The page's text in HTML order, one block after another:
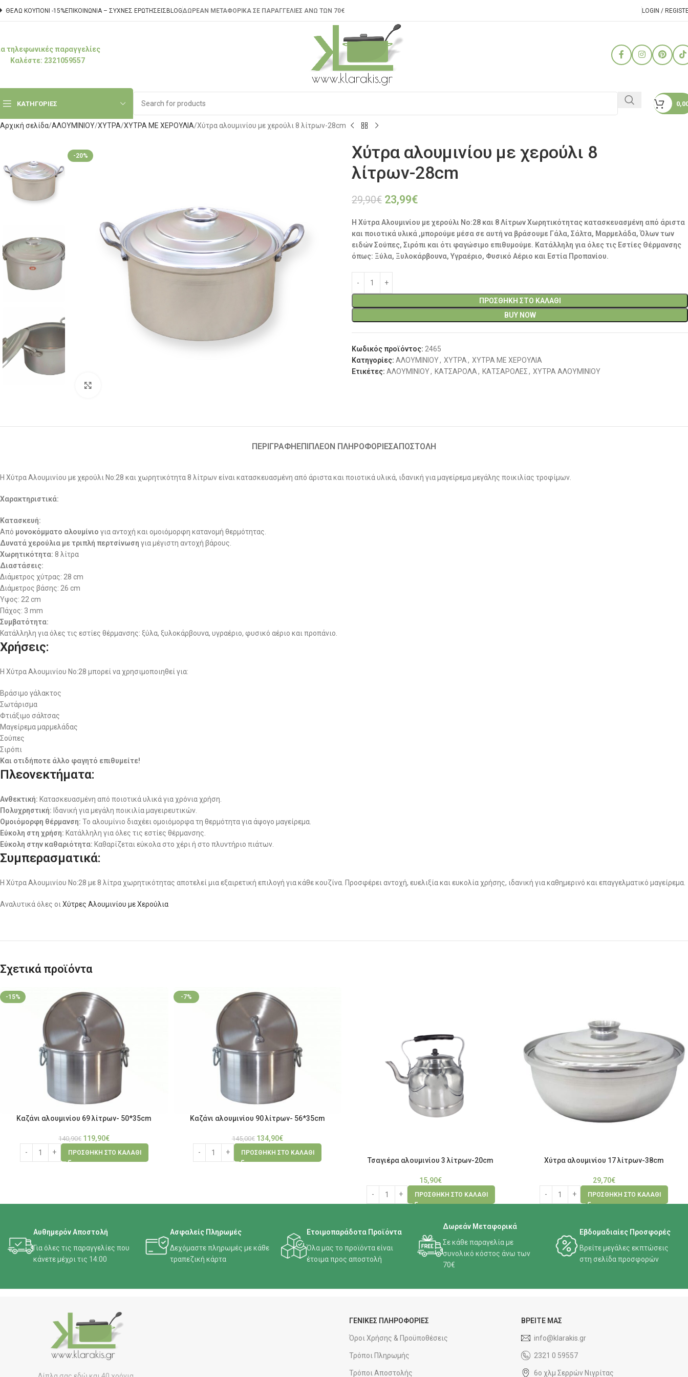
ΘΕΛΩ ΚΟΥΠΟΝΙ -15%ΕΠΙΚΟΙΝΩΝΊΑ – ΣΥΧΝΈΣ ΕΡΩΤΉΣΕΙΣBLOGΔΩΡΕΑΝ ΜΕΤΑΦΟΡΙΚΑ ΣΕ ΠΑΡΑΓΓΕΛΙΕΣ ΑΝΩ ΤΩΝ 70€ LOGIN /
τηλεφωνικές παραγγελίες
Καλέστε: 2321059557
ΚΑΤΗΓΟΡΙΕΣ
Αρχική σελίδα ΑΛΟΥΜΙΝΙΟΥ ΧΥΤΡΑ ΧΥΤΡΑ ΜΕ ΧΕΡΟΥΛΙΑ Χύτρα αλουμινίου με χερούλι 8 λίτρων-28cm
-20%
Χύτρα αλουμινίου με χερούλι 8
λίτρων-28cm
29,90€ 23,99€
Η Χύτρα Αλουμινίου με χερούλι No:28 και 8 Λίτρων Χωρητικότητας κατασκευασμένη από άριστα
και ποιοτικά υλικά ,μπορούμε μέσα σε αυτή να βράσουμε Γάλα, Σάλτα, Μαρμελάδα, Όλων των
ειδών Σούπες, Σιρόπι και ότι φαγώσιμο επιθυμούμε. Κατάλληλη για όλες τις Εστίες Θέρμανσης
όπως: Ξύλα, Ξυλοκάρβουνα, Υγραέριο, Φυσικό Αέριο και Εστία Προπανίου.
ΠΡΟΣΘΉΚΗ ΣΤΟ ΚΑΛΆΘΙ
BUY NOW
Κωδικός προϊόντος: 2465
Κατηγορίες: ΑΛΟΥΜΙΝΙΟΥ, ΧΥΤΡΑ, ΧΥΤΡΑ ΜΕ ΧΕΡΟΥΛΙΑ
Ετικέτες: ΑΛΟΥΜΙΝΙΟΥ, ΚΑΤΣΑΡΟΛΑ, ΚΑΤΣΑΡΟΛΕΣ, ΧΥΤΡΑ ΑΛΟΥΜΙΝΙΟΥ
ΠΕΡΙΓΡΑΦΉΕΠΙΠΛΈΟΝ ΠΛΗΡΟΦΟΡΊΕΣΑΠΟΣΤΟΛΗ
Η Χύτρα Αλουμινίου με χερούλι No:28 και χωρητικότητα 8 λίτρων είναι κατασκευασμένη από άριστα και ποιοτικά υλικά, ιδανική για μαγείρεμα μεγάλης ποικιλίας τροφίμων.
Χαρακτηριστικά:
Κατασκευή:
Από μονοκόμματο αλουμίνιο για αντοχή και ομοιόμορφη κατανομή θερμότητας.
Δυνατά χερούλια με τριπλή περτσίνωση για μέγιστη αντοχή βάρους.
Χωρητικότητα: 8 λίτρα
Διαστάσεις:
Διάμετρος χύτρας: 28 cm
Διάμετρος βάσης: 26 cm
Ύψος: 22 cm
Πάχος: 3 mm
Συμβατότητα:
Κατάλληλη για όλες τις εστίες θέρμανσης: ξύλα, ξυλοκάρβουνα, υγραέριο, φυσικό αέριο και προπάνιο.
Χρήσεις:
Η Χύτρα Αλουμινίου No:28 μπορεί να χρησιμοποιηθεί για:
Βράσιμο γάλακτος
Σωτάρισμα
Φτιάξιμο σάλτσας
Μαγείρεμα μαρμελάδας
Σούπες
Σιρόπι
Και οτιδήποτε άλλο φαγητό επιθυμείτε!
Πλεονεκτήματα:
Ανθεκτική: Κατασκευασμένη από ποιοτικά υλικά για χρόνια χρήση.
Πολυχρηστική: Ιδανική για μεγάλη ποικιλία μαγειρευτικών.
Ομοιόμορφη θέρμανση: Το αλουμίνιο διαχέει ομοιόμορφα τη θερμότητα για άψογο μαγείρεμα.
Εύκολη στη χρήση: Κατάλληλη για όλες τις εστίες θέρμανσης.
Εύκολη στην καθαριότητα: Καθαρίζεται εύκολα στο χέρι ή στο πλυντήριο πιάτων.
Συμπερασματικά:
Η Χύτρα Αλουμινίου No:28 με 8 λίτρα χωρητικότητας αποτελεί μια εξαιρετική επιλογή για κάθε κουζίνα. Προσφέρει αντοχή, ευελιξία και ευκολία χρήσης, ιδανική για καθημερινό και επαγγελματικό μαγείρεμα.
Αναλυτικά όλες οι Χύτρες Αλουμινίου με Χερούλια
Σχετικά προϊόντα
-15%
Καζάνι αλουμινίου 69 λίτρων- 50*35cm
140,90€ 119,90€
ΠΡΟΣΘΉΚΗ ΣΤΟ ΚΑΛΆΘΙ
-7%
Καζάνι αλουμινίου 90 λίτρων- 56*35cm
145,00€ 134,90€
ΠΡΟΣΘΉΚΗ ΣΤΟ ΚΑΛΆΘΙ
Τσαγιέρα αλουμινίου 3 λίτρων-20cm
15,90€
ΠΡΟΣΘΉΚΗ ΣΤΟ ΚΑΛΆΘΙ
Χύτρα αλουμινίου 17 λίτρων-38cm
29,70€
ΠΡΟΣΘΉΚΗ ΣΤΟ ΚΑΛΆΘΙ
Αυθημερόν Αποστολή
Για όλες τις παραγγελίες που
κάνετε μέχρι τις 14:00
Ασφαλείς Πληρωμές
Δεχόμαστε πληρωμές με κάθε
τραπεζική κάρτα
Ετοιμοπαράδοτα Προϊόντα
Όλα μας το προϊόντα είναι
έτοιμα προς αποστολή
Δωρεάν Μεταφορικά
Σε κάθε παραγελία με
συνολικό κόστος άνω των
70€
Εβδομαδιαίες Προσφορές
Βρείτε μεγάλες εκπτώσεις
στη σελίδα προσφορών
ΓΕΝΙΚΕΣ ΠΛΗΡΟΦΟΡΙΕΣ
Όροι Χρήσης & Προϋποθέσεις
Τρόποι Πληρωμής
Τρόποι Αποστολής
ΒΡΕΙΤΕ ΜΑΣ
info@klarakis.gr
2321 0 59557
6ο χλμ Σερρών Νιγρίτας